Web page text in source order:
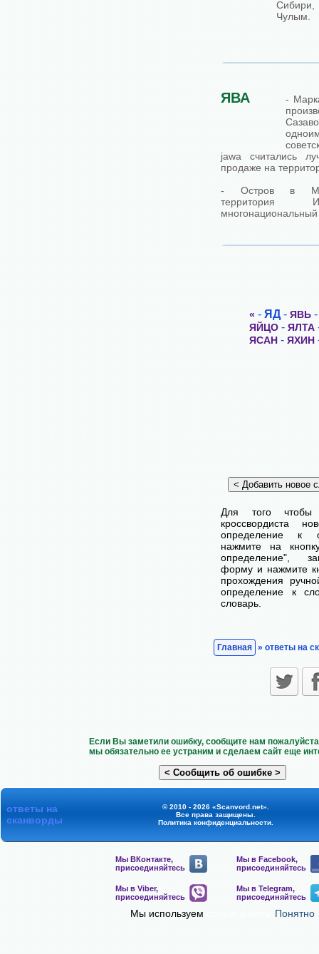
Чулым.
ЯВА
-
jawa считались
продаже на
- Остров в
территория
« - ЯД- ЯВЬ
ЯЙЦО - ЯЛТА
ЯСАН - ЯХИН
Для того чтобы
кроссвордиста
определение к
нажмите на
определение",
форму и нажмите
прохождения
определение к
словарь.
Главная » ответы на
Если Вы заметили ошибку, сообщите нам
мы обязательно ее устраним и сделаем сайт еще
ответы на
сканворды
© 2010 - 2026 «Scanvord.net».
Все права защищены.
Политика конфиденциальности.
Мы ВКонтакте,
присоединяйтесь
Мы в Facebook,
присоединяйтесь
Мы в Viber,
присоединяйтесь
Мы в Telegram,
присоединяйтесь
Мы используем Понятно